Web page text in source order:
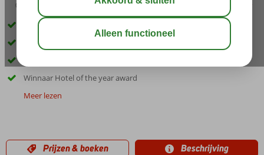
03:30 aug 31°C
Gelegen in een baai en direct aan het strand
Zwembad met glijbanen
Winnaar Hotel of the year award
Meer lezen
Prijzen & boeken Beschrijving